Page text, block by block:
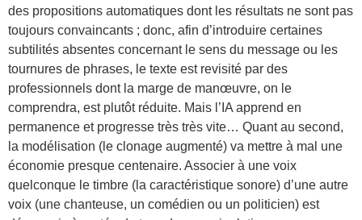
des propositions automatiques dont les résultats ne sont pas
toujours convaincants ; donc, afin d’introduire certaines
subtilités absentes concernant le sens du message ou les
tournures de phrases, le texte est revisité par des
professionnels dont la marge de manœuvre, on le
comprendra, est plutôt réduite. Mais l’IA apprend en
permanence et progresse très très vite… Quant au second,
la modélisation (le clonage augmenté) va mettre à mal une
économie presque centenaire. Associer à une voix
quelconque le timbre (la caractéristique sonore) d’une autre
voix (une chanteuse, un comédien ou un politicien) est